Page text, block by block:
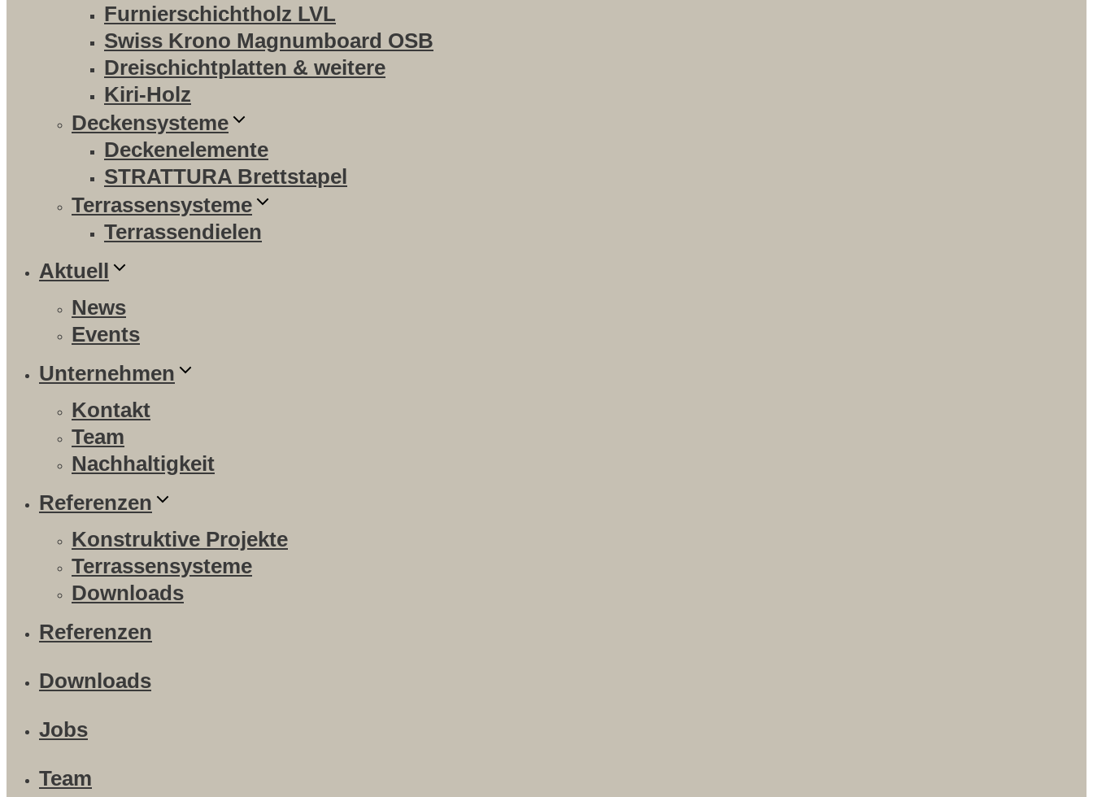
Furnierschichtholz LVL
Swiss Krono Magnumboard OSB
Dreischichtplatten & weitere
Kiri-Holz
Deckensysteme
Deckenelemente
STRATTURA Brettstapel
Terrassensysteme
Terrassendielen
Aktuell
News
Events
Unternehmen
Kontakt
Team
Nachhaltigkeit
Referenzen
Konstruktive Projekte
Terrassensysteme
Downloads
Referenzen
Downloads
Jobs
Team